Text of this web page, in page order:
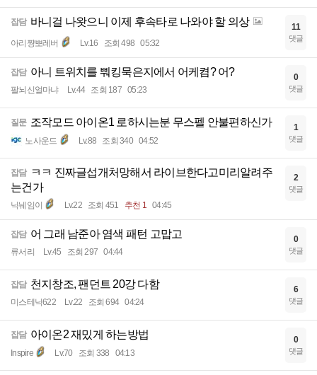
잡담 바니걸 나왓으니 이제 후속타로 나와야 할 의상
아리쨩뽀레버 Lv.16 조회 498 05:32
11
댓글
잡담 아니 트위치를 뿨킹묵은지에서 어케켬? 어?
팔뇌신얼마냐 Lv.44 조회 187 05:23
0
댓글
질문 조작모드 아이온1 로하시는분 무스펠 안불편하신가
노사운드 Lv.88 조회 340 04:52
1
댓글
잡담
ㅋㅋ 진짜글섭개처망해서 라이브한다고미리알려주
는건가
닉눼임이 Lv.22 조회 451 추천 1 04:45
2
댓글
잡담 어 그래 남준아 염색 패턴 고맙고
류서리 Lv.45 조회 297 04:44
0
댓글
잡담 천지창조, 팬던트 20강 다함
미스테닉622 Lv.22 조회 694 04:24
6
댓글
잡담 아이온2 재밌게 하는방법
Inspire Lv.70 조회 338 04:13
0
댓글